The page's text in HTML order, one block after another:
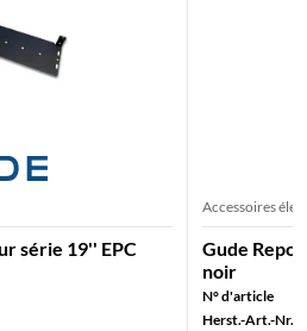
série 19'' EPC
Accessoires
Gude
noir
N° d'article
Herst.-Art.-Nr.: